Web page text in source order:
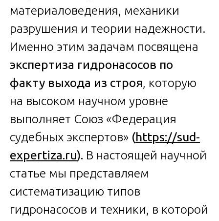
материаловедения, механики
разрушения и теории надежности.
Именно этим задачам посвящена
экспертиза гидронасосов по
факту выхода из строя, которую
на высоком научном уровне
выполняет Союз «Федерация
судебных экспертов» (https://sud-
expertiza.ru). В настоящей научной
статье мы представляем
систематизацию типов
гидронасосов и техники, в которой